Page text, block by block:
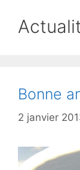
Bonne
2 janvier